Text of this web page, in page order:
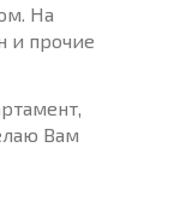
На
и прочие
Вам